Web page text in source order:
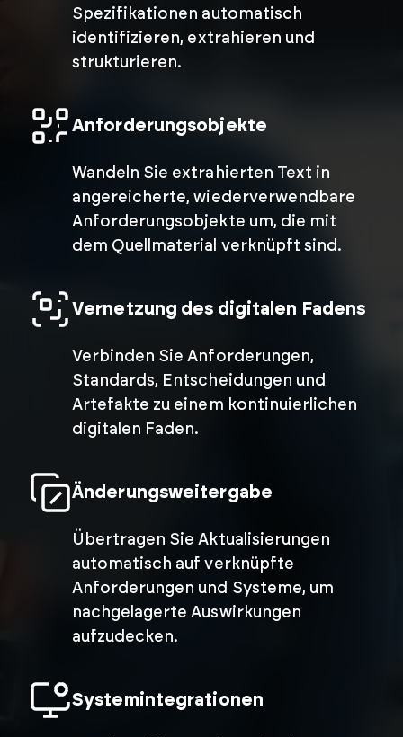
Spezifikationen automatisch
identifizieren, extrahieren und
strukturieren.
Anforderungsobjekte
Wandeln Sie extrahierten Text in
angereicherte, wiederverwendbare
Anforderungsobjekte um, die mit
dem Quellmaterial verknüpft sind.
Vernetzung des digitalen Fadens
Verbinden Sie Anforderungen,
Standards, Entscheidungen und
Artefakte zu einem kontinuierlichen
digitalen Faden.
Änderungsweitergabe
Übertragen Sie Aktualisierungen
automatisch auf verknüpfte
Anforderungen und Systeme, um
nachgelagerte Auswirkungen
aufzudecken.
Systemintegrationen